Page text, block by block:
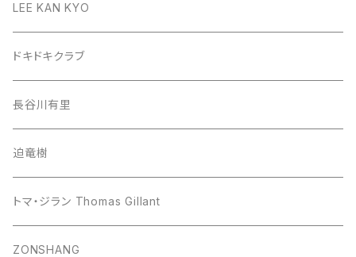
LEE KAN KYO
ドキドキクラブ
長谷川有里
迫竜樹
トマ・ジラン Thomas Gillant
ZONSHANG